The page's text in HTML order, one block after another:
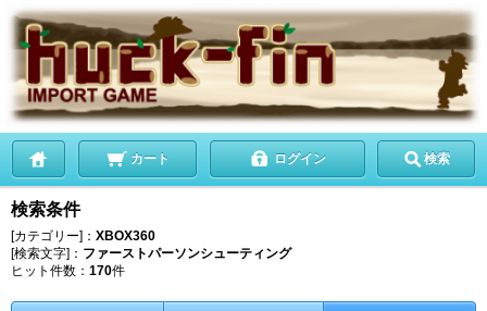
カート ログイン 検索
検索条件
[カテゴリー]： XBOX360
[検索文字]： ファーストパーソンシューティング
ヒット件数： 170件